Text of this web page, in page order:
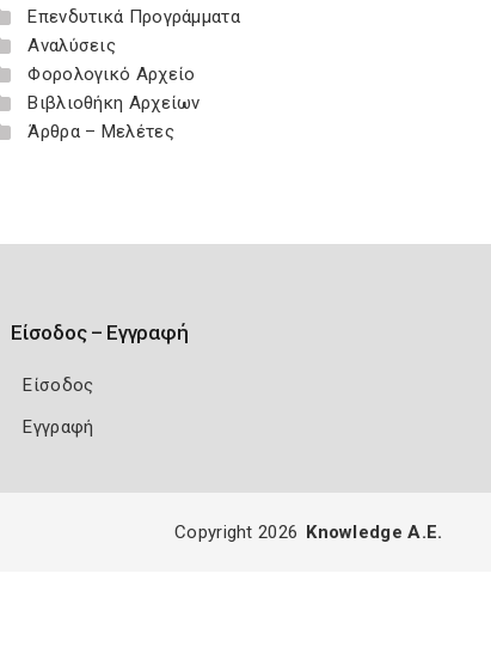
Επενδυτικά Προγράμματα
Αναλύσεις
Φορολογικό Αρχείο
Βιβλιοθήκη Αρχείων
Άρθρα – Μελέτες
Είσοδος – Εγγραφή
Είσοδος
Εγγραφή
Copyright 2026 Knowledge A.E.